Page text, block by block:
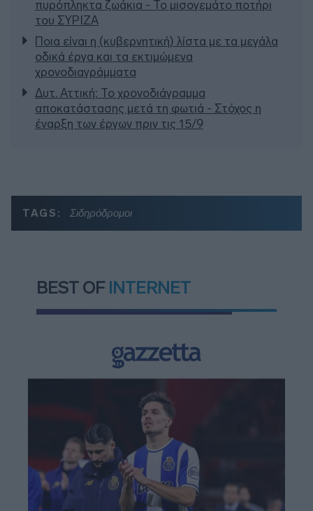
πυρόπληκτα ζωάκια - Το μισογεμάτο ποτήρι
του ΣΥΡΙΖΑ
Ποια είναι η (κυβερνητική) λίστα με τα μεγάλα
οδικά έργα και τα εκτιμώμενα
χρονοδιαγράμματα
Δυτ. Αττική: Το χρονοδιάγραμμα
αποκατάστασης μετά τη φωτιά - Στόχος η
έναρξη των έργων πριν τις 15/9
TAGS: Σιδηρόδρομοι
BEST OF INTERNET